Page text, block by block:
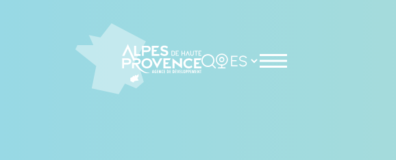
Rechercher
Choisir la langue